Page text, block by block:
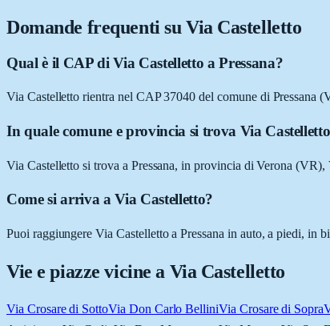
Domande frequenti su Via Castelletto
Qual è il CAP di Via Castelletto a Pressana?
Via Castelletto rientra nel CAP 37040 del comune di Pressana
In quale comune e provincia si trova Via
Via Castelletto si trova a Pressana, in provincia di Verona (VR),
Come si arriva a Via Castelletto?
Puoi raggiungere Via Castelletto a Pressana in auto, a piedi, in
Vie e piazze vicine a Via Castelletto
Via Crosare di SottoVia Don Carlo BelliniVia Crosare di Sopra